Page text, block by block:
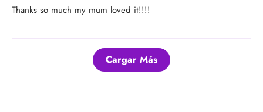
Thanks so much my mum loved it!!!!
Cargar Más